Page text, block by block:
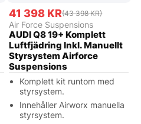
41 398 KR(43 398 KR)
Air Force Suspensions
AUDI Q8 19+ Komplett
Luftfjädring Inkl. Manuellt
Styrsystem Airforce
Suspensions
Komplett kit runtom med
styrsystem.
Innehåller Airworx manuella
styrsystem.